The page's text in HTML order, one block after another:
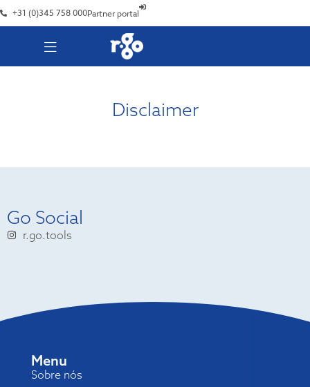
+31 (0)345 758 000Partner portal
Disclaimer
Go Social
r.go.tools
Menu
Sobre nós